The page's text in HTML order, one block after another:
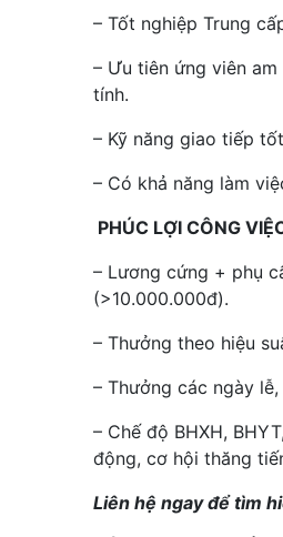
– Tốt nghiệp Trung
– Ưu tiên ứng viên
tính.
– Kỹ năng giao tiếp
– Có khả năng làm
PHÚC LỢI CÔNG
– Lương cứng + phụ
(>10.000.000đ).
– Thưởng theo hiệu
– Thưởng các ngày
– Chế độ BHXH,
động, cơ hội thăng
Liên hệ ngay để tìm